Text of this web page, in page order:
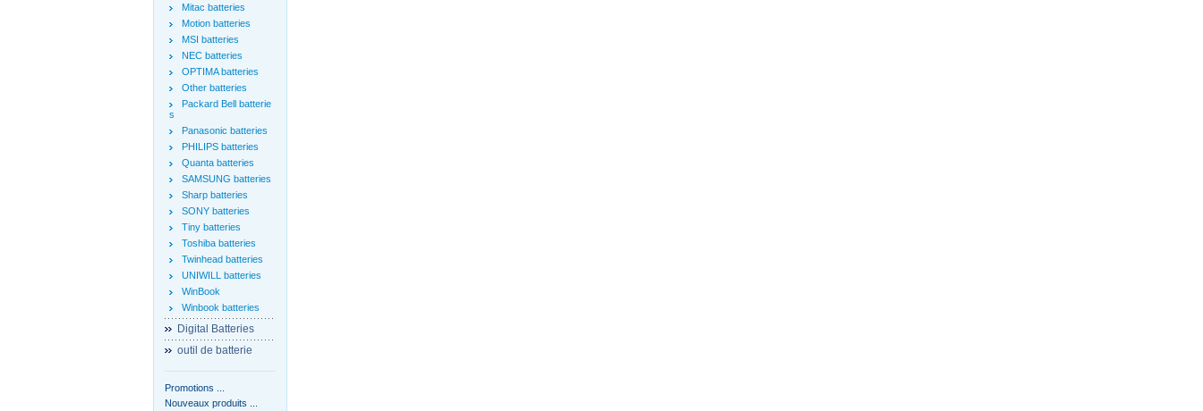
Mitac batteries
Motion batteries
MSI batteries
NEC batteries
OPTIMA batteries
Other batteries
Packard Bell batterie
s
Panasonic batteries
PHILIPS batteries
Quanta batteries
SAMSUNG batteries
Sharp batteries
SONY batteries
Tiny batteries
Toshiba batteries
Twinhead batteries
UNIWILL batteries
WinBook
Winbook batteries
Digital Batteries
outil de batterie
Promotions ...
Nouveaux produits ...